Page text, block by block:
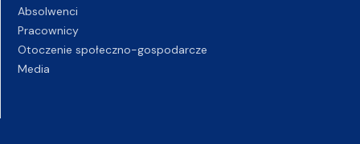
Absolwenci
Pracownicy
Otoczenie społeczno-gospodarcze
Media